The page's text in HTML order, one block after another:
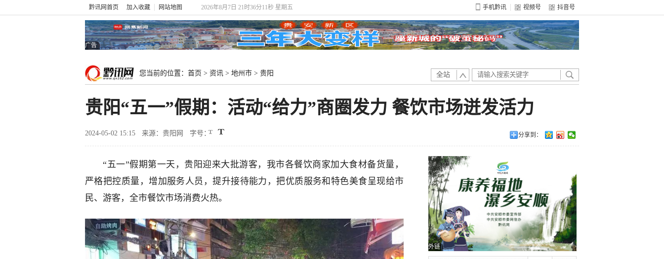
黔讯网首页 加入收藏 网站地图 2026年8月7日 21时36分12秒 星期五 手机黔讯 视频号 抖音号
广告
您当前的位置： 首页 > 资讯 > 地州市 > 贵阳 全站
贵阳“五一”假期：活动“给力”商圈发力 餐饮市场迸发活力
2024-05-02 15:15 来源：贵阳网 字号： 分享到：
“五一”假期第一天，贵阳迎来大批游客，我市各餐饮商家加大食材备货量，
严格把控质量，增加服务人员，提升接待能力，把优质服务和特色美食呈现给市
民、游客，全市餐饮市场消费火热。
外链